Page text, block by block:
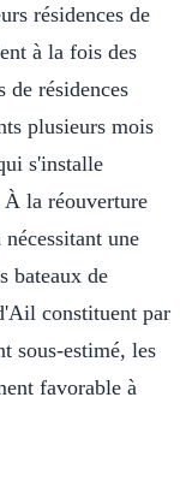
résidences de
à la fois des
de résidences
plusieurs mois
s'installe
À la réouverture
une
bateaux de
constituent par
sous-estimé, les
favorable à